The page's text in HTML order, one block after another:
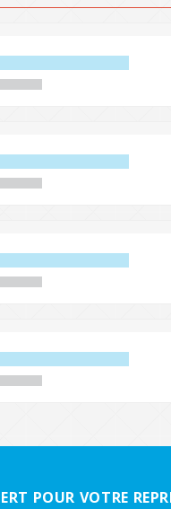
POUR VOTRE